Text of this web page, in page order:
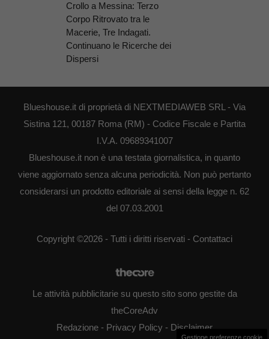
Crollo a Messina: Terzo
Corpo Ritrovato tra le
Macerie, Tre Indagati.
Continuano le Ricerche dei
Dispersi
Blueshouse.it di proprietà di NEXTMEDIAWEB SRL - Via
Sistina 121, 00187 Roma (RM) - Codice Fiscale e Partita
I.V.A. 09689341007
Blueshouse.it non è una testata giornalistica, in quanto
viene aggiornato senza alcuna periodicità. Non può pertanto
considerarsi un prodotto editoriale ai sensi della legge n. 62
del 07.03.2001
Copyright ©2026 - Tutti i diritti riservati - Contattaci
Le attività pubblicitarie su questo sito sono gestite da
theCoreAdv
Redazione - Privacy Policy - Disclaimer
Gestione preferenze cookie